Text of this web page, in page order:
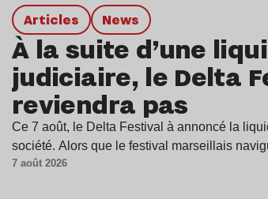
Articles news
À la suite d’une
judiciaire, le Delta
reviendra pas
Ce 7 août, le Delta Festival à annoncé la
société. Alors que le festival marseillais
7 août 2026